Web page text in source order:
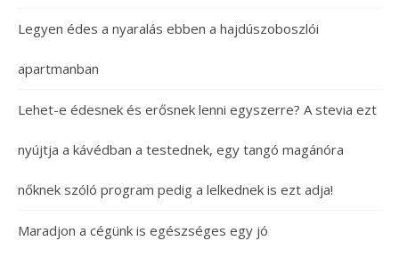
Legyen édes a nyaralás ebben a hajdúszoboszlói
apartmanban
Lehet-e édesnek és erősnek lenni egyszerre? A stevia ezt
nyújtja a kávédban a testednek, egy tangó magánóra
nőknek szóló program pedig a lelkednek is ezt adja!
Maradjon a cégünk is egészséges egy jó